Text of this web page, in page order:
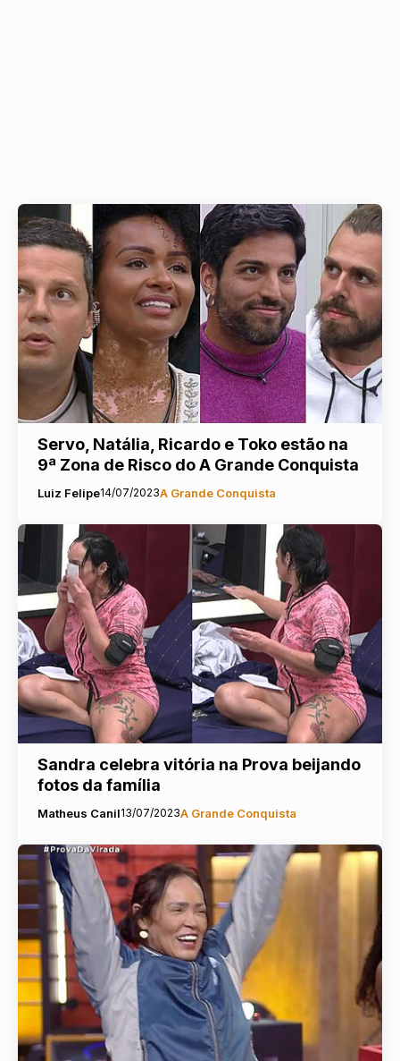
Servo, Natália, Ricardo e Toko estão na
9ª Zona de Risco do A Grande Conquista
Luiz Felipe14/07/2023A Grande Conquista
Sandra celebra vitória na Prova beijando
fotos da família
Matheus Canil13/07/2023A Grande Conquista